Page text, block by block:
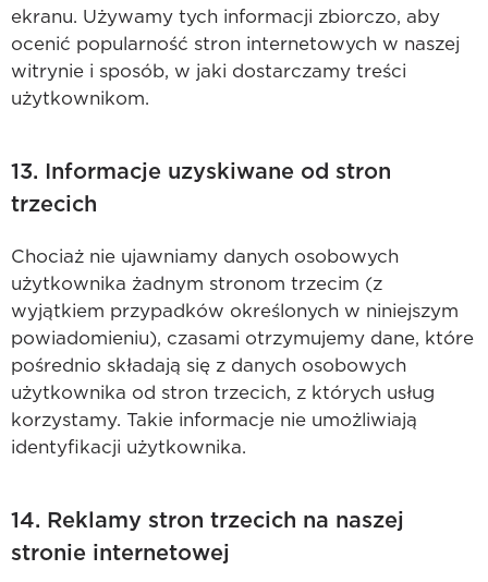
ekranu. Używamy tych informacji zbiorczo, aby
ocenić popularność stron internetowych w naszej
witrynie i sposób, w jaki dostarczamy treści
użytkownikom.
13. Informacje uzyskiwane od stron
trzecich
Chociaż nie ujawniamy danych osobowych
użytkownika żadnym stronom trzecim (z
wyjątkiem przypadków określonych w niniejszym
powiadomieniu), czasami otrzymujemy dane, które
pośrednio składają się z danych osobowych
użytkownika od stron trzecich, z których usług
korzystamy. Takie informacje nie umożliwiają
identyfikacji użytkownika.
14. Reklamy stron trzecich na naszej
stronie internetowej